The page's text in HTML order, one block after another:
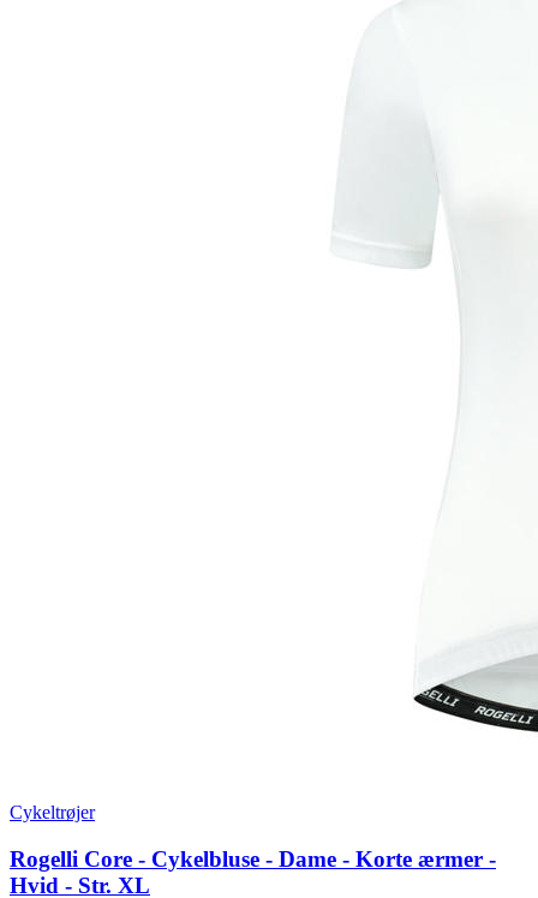
Cykeltrøjer
Rogelli Core - Cykelbluse - Dame - Korte ærmer -
Hvid - Str. XL